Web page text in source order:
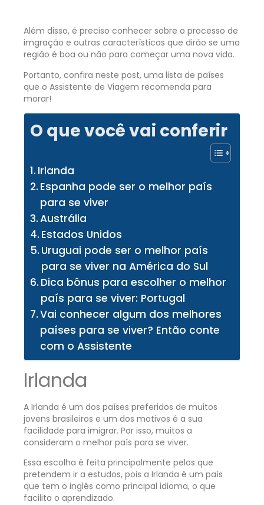
Além disso, é preciso conhecer sobre o processo de
imgração e outras características que dirão se uma
região é boa ou não para começar uma nova vida.
Portanto, confira neste post, uma lista de países
que o Assistente de Viagem recomenda para
morar!
O que você vai conferir
Irlanda
Espanha pode ser o melhor país
para se viver
Austrália
Estados Unidos
Uruguai pode ser o melhor país
para se viver na América do Sul
Dica bônus para escolher o melhor
país para se viver: Portugal
Vai conhecer algum dos melhores
países para se viver? Então conte
com o Assistente
Irlanda
A Irlanda é um dos países preferidos de muitos
jovens brasileiros e um dos motivos é a sua
facilidade para imigrar. Por isso, muitos a
consideram o melhor país para se viver.
Essa escolha é feita principalmente pelos que
pretendem ir a estudos, pois a Irlanda é um país
que tem o inglês como principal idioma, o que
facilita o aprendizado.